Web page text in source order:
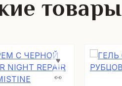
товары